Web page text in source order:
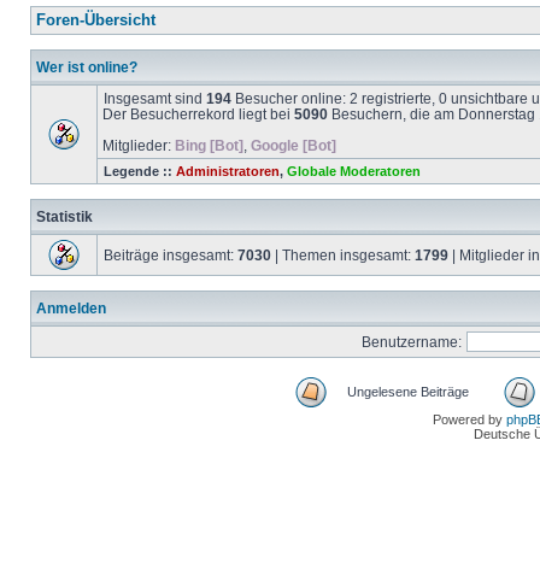
Foren-Übersicht
Wer ist online?
Insgesamt sind 194 Besucher online: 2 registrierte, 0 unsichtbare
Der Besucherrekord liegt bei 5090 Besuchern, die am
Mitglieder: Bing [Bot] Google [Bot]
Legende :: Administratoren, Globale Moderatoren
Statistik
Beiträge insgesamt: 7030 | Themen insgesamt: 1799 | Mitglieder
Anmelden
Benutzername:
Ungelesene Beiträge
Powered by
Deutsche